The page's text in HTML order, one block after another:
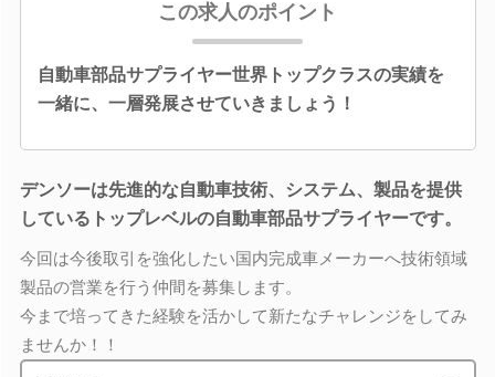
この求人のポイント
自動車部品サプライヤー世界トップクラスの実績を
一緒に、一層発展させていきましょう！
デンソーは先進的な自動車技術、システム、製品を提供
しているトップレベルの自動車部品サプライヤーです。
今回は今後取引を強化したい国内完成車メーカーへ技術領域
製品の営業を行う仲間を募集します。
今まで培ってきた経験を活かして新たなチャレンジをしてみ
ませんか！！